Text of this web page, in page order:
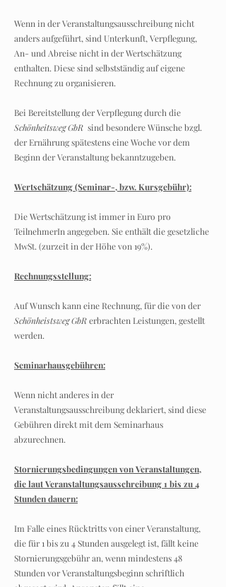
Wenn in der Veranstaltungsausschreibung nicht
anders aufgeführt, sind Unterkunft, Verpflegung,
An- und Abreise nicht in der Wertschätzung
enthalten. Diese sind selbstständig auf eigene
Rechnung zu organisieren.
Bei Bereitstellung der Verpflegung durch die
Schönheitsweg GbR sind besondere Wünsche bzgl.
der Ernährung spätestens eine Woche vor dem
Beginn der Veranstaltung bekanntzugeben.
Wertschätzung (Seminar-, bzw. Kursgebühr):
Die Wertschätzung ist immer in Euro pro
TeilnehmerIn angegeben. Sie enthält die gesetzliche
MwSt. (zurzeit in der Höhe von 19%).
Rechnungsstellung:
Auf Wunsch kann eine Rechnung, für die von der
Schönheistsweg GbRerbrachten Leistungen, gestellt
werden.
Seminarhausgebühren:
Wenn nicht anderes in der
Veranstaltungsausschreibung deklariert, sind diese
Gebühren direkt mit dem Seminarhaus
abzurechnen.
Stornierungsbedingungen von Veranstaltungen,
die laut Veranstaltungsausschreibung 1 bis zu 4
Stunden dauern:
Im Falle eines Rücktritts von einer Veranstaltung,
die für 1 bis zu 4 Stunden ausgelegt ist, fällt keine
Stornierungsgebühr an, wenn mindestens 48
Stunden vor Veranstaltungsbeginn schriftlich